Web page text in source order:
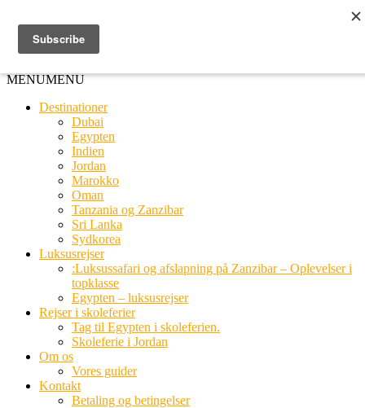
MENUMENU
Destinationer
Dubai
Egypten
Indien
Jordan
Marokko
Oman
Tanzania og Zanzibar
Sri Lanka
Sydkorea
Luksusrejser
:Luksussafari og afslapning på Zanzibar – Oplevelser i
topklasse
Egypten – luksusrejser
Rejser i skoleferier
Tag til Egypten i skoleferien.
Skoleferie i Jordan
Om os
Vores guider
Kontakt
Betaling og betingelser